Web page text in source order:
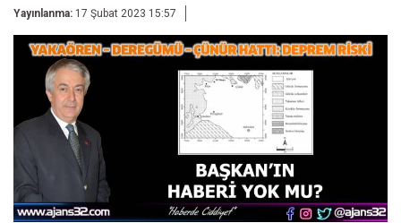
Yayınlanma: 17 Şubat 2023 15:57